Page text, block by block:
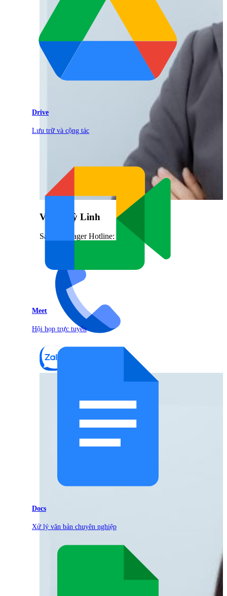
Vũ Thuỳ Linh
Sales Manager Hotline: 0842.999.666
Drive
Lưu trữ và cộng tác
Meet
Hội họp trực tuyến
Docs
Xử lý văn bản chuyên nghiệp